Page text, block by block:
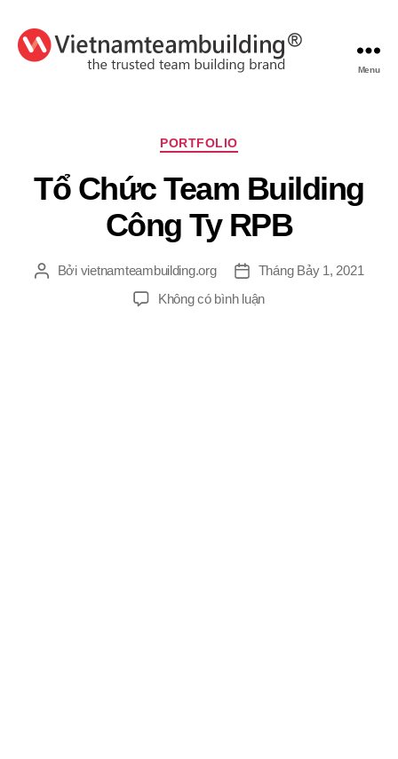
Menu
Chuyên
PORTFOLIO
Tổ Chức Team Building
Công Ty RPB
TácBởi vietnamteambuilding.org
Ngày
đăng
Tháng Bảy 1, 2021
Không có bình luậnở